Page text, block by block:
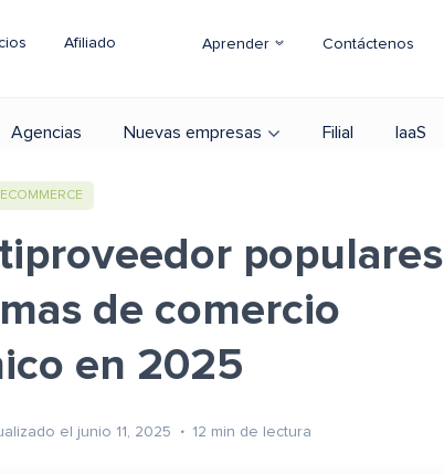
Afiliado Aprender Contáctenos
Agencias Nuevas empresas Filial IaaS
ECOMMERCE
populares
de comercio
en 2025
el junio 11, 2025 12 min de lectura